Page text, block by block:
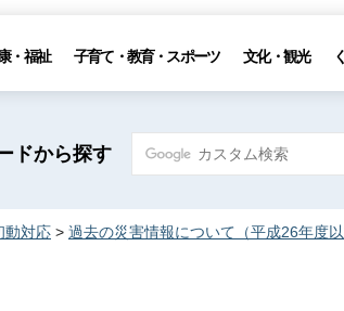
・福祉 子育て・教育・スポーツ 文化・観光
ドから探す
動対応 > 過去の災害情報について（平成26年度以